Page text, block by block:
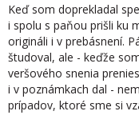
Keď som doprekladal
i spolu s paňou prišli ku
origináli i v prebásnení.
študoval, ale - keďže
veršového snenia
i v poznámkach dal -
prípadov, ktoré sme si